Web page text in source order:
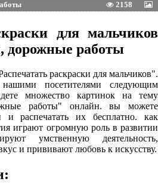
2158
для мальчиков
дорожные работы
раскраски для мальчиков".
посетителями следующим
множество картинок на тему
работы" онлайн. вы можете
и распечатать их бесплатно. как
играют огромную роль в развитии
умственную деятельность,
и прививают любовь к искусству.